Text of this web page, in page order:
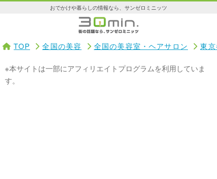
おでかけや暮らしの情報なら、サンゼロミニッツ
TOP 全国の美容 全国の美容室・ヘアサロン 東
※本サイトは一部にアフィリエイトプログラムを利用していま
す。